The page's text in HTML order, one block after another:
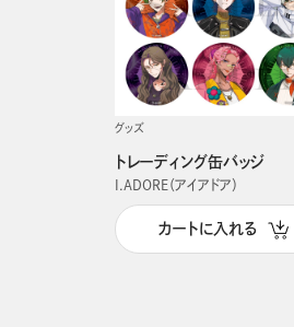
グッズ
トレーディング缶バッジ
I.ADORE（アイアドア）
カートに入れる